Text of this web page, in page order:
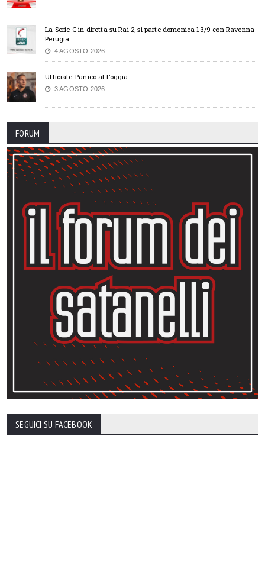
La Serie C in diretta su Rai 2, si parte domenica 13/9 con Ravenna-
Perugia
4 AGOSTO 2026
Ufficiale: Panico al Foggia
3 AGOSTO 2026
FORUM
SEGUICI SU FACEBOOK